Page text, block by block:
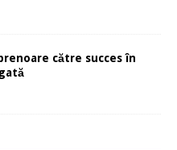
către succes în